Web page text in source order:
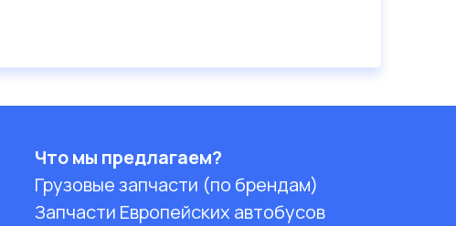
Что мы предлагаем?
Грузовые запчасти (по брендам)
Запчасти Европейских автобусов